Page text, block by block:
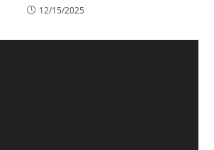
12/15/2025